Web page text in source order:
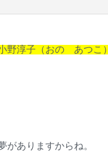
野淳子（おの あつこ）
がありますからね。